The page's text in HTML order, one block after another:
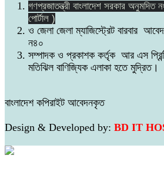
গণপ্রজাতন্ত্রী বাংলাদেশ সরকার
পোর্টাল )
ও জেলা জেলা ম্যাজিস্ট্রেট বারবার
ন৪০
সম্পাদক ও প্রকাশক কর্তৃক আর এস
মতিঝিল বাণিজ্যিক এলাকা হতে মুদ্রিত।
বাংলাদেশ কপিরাইট আবেদনকৃত
Design & Developed by: BD IT